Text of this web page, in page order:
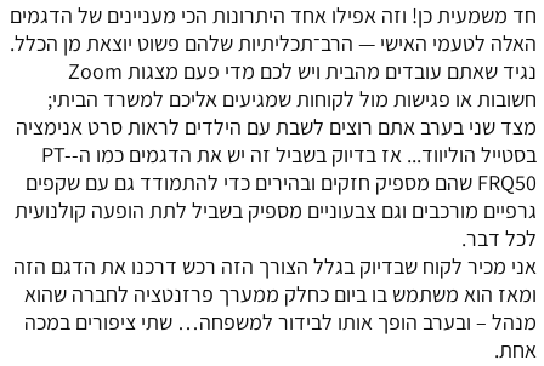
חד משמעית כן! וזה אפילו אחד היתרונות הכי מעניינים של הדגמים
האלה לטעמי האישי — הרב־תכליתיות שלהם פשוט יוצאת מן הכלל.
נגיד שאתם עובדים מהבית ויש לכם מדי פעם מצגות Zoom
חשובות או פגישות מול לקוחות שמגיעים אליכם למשרד הביתי;
מצד שני בערב אתם רוצים לשבת עם הילדים לראות סרט אנימציה
בסטייל הוליווד... אז בדיוק בשביל זה יש את הדגמים כמו ה-PT-
FRQ50 שהם מספיק חזקים ובהירים כדי להתמודד גם עם שקפים
גרפיים מורכבים וגם צבעוניים מספיק בשביל לתת הופעה קולנועית
לכל דבר.
אני מכיר לקוח שבדיוק בגלל הצורך הזה רכש דרכנו את הדגם הזה
ומאז הוא משתמש בו ביום כחלק ממערך פרזנטציה לחברה שהוא
מנהל – ובערב הופך אותו לבידור למשפחה… שתי ציפורים במכה
אחת.